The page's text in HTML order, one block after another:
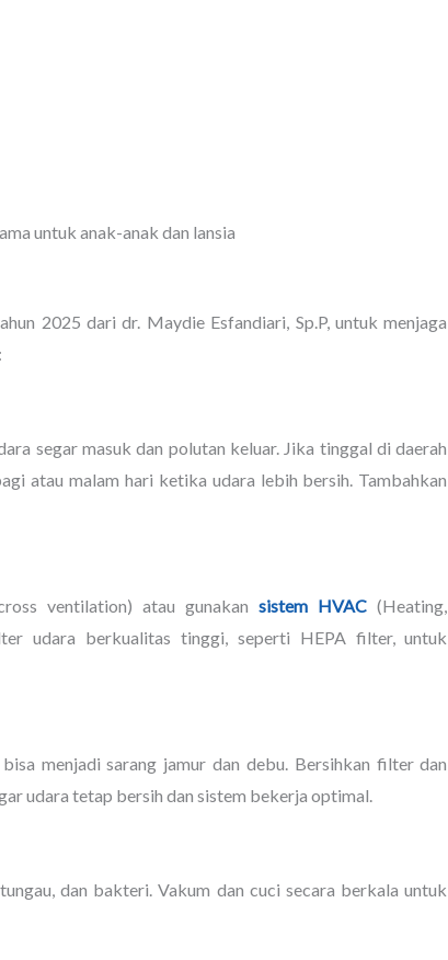
untuk anak-anak dan lansia
2025 dari dr. Maydie Esfandiari, Sp.P, untuk menjaga
segar masuk dan polutan keluar. Jika tinggal di daerah
atau malam hari ketika udara lebih bersih. Tambahkan
ventilation) atau gunakansistem HVAC (Heating,
udara berkualitas tinggi, seperti HEPA filter, untuk
menjadi sarang jamur dan debu. Bersihkan filter dan
udara tetap bersih dan sistem bekerja optimal.
dan bakteri. Vakum dan cuci secara berkala untuk